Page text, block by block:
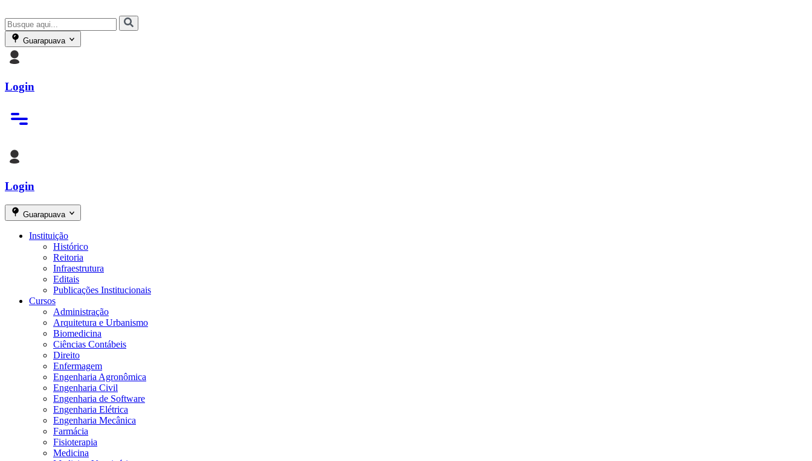
Guarapuava
Login
Login
Guarapuava
Instituição
Histórico
Reitoria
Infraestrutura
Editais
Publicações Institucionais
Cursos
Administração
Arquitetura e Urbanismo
Biomedicina
Ciências Contábeis
Direito
Enfermagem
Engenharia Agronômica
Engenharia Civil
Engenharia de Software
Engenharia Elétrica
Engenharia Mecânica
Farmácia
Fisioterapia
Medicina